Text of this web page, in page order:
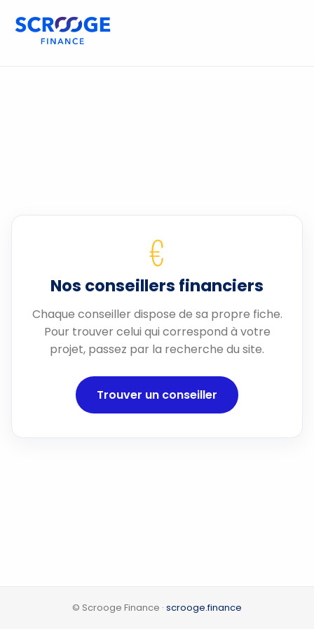
€
Nos conseillers financiers
Chaque conseiller dispose de sa propre fiche.
Pour trouver celui qui correspond à votre
projet, passez par la recherche du site.
Trouver un conseiller
© Scrooge Finance · scrooge.finance